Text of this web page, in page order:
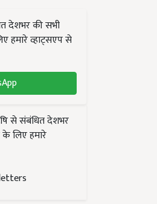
देशभर की सभी
हमारे व्हाट्सएप से
से संबंधित देशभर
लिए हमारे